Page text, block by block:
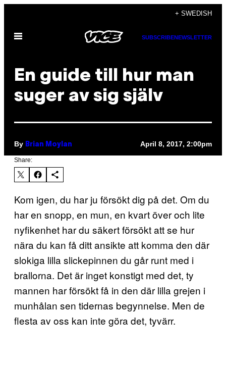
content
+ SWEDISH
Open
SUBSCRIBENEWSLETTER
En guide till hur man
suger av sig själv
By Brian Moylan April 8, 2017, 2:00pm
Share:
Kom igen, du har ju försökt dig på det. Om du
har en snopp, en mun, en kvart över och lite
nyfikenhet har du säkert försökt att se hur
nära du kan få ditt ansikte att komma den där
slokiga lilla slickepinnen du går runt med i
brallorna. Det är inget konstigt med det, ty
mannen har försökt få in den där lilla grejen i
munhålan sen tidernas begynnelse. Men de
flesta av oss kan inte göra det, tyvärr.